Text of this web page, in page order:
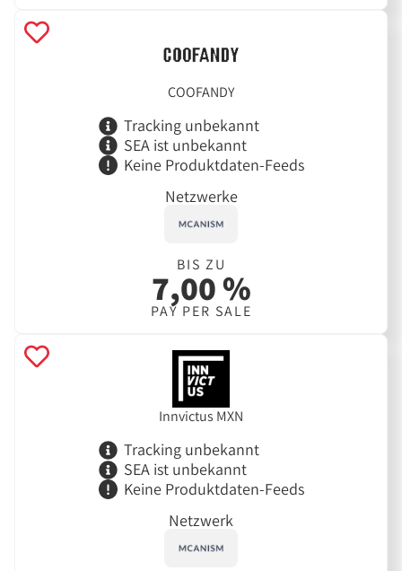
COOFANDY
Tracking unbekannt
SEA ist unbekannt
Keine Produktdaten-Feeds
Netzwerke
BIS ZU
7,00 %
PAY PER SALE
Innvictus MXN
Tracking unbekannt
SEA ist unbekannt
Keine Produktdaten-Feeds
Netzwerk